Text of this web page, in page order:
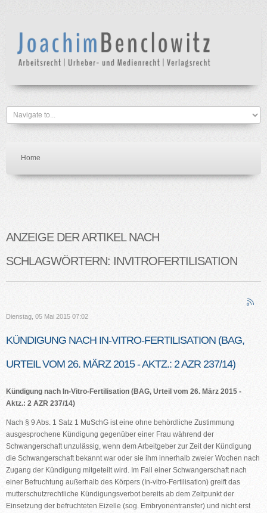
Home
ANZEIGE DER ARTIKEL NACH
SCHLAGWÖRTERN: INVITROFERTILISATION
Dienstag, 05 Mai 2015 07:02
KÜNDIGUNG NACH IN-VITRO-FERTILISATION (BAG,
URTEIL VOM 26. MÄRZ 2015 - AKTZ.: 2 AZR 237/14)
Kündigung nach In-Vitro-Fertilisation (BAG, Urteil vom 26. März 2015 -
Aktz.: 2 AZR 237/14)
Nach § 9 Abs. 1 Satz 1 MuSchG ist eine ohne behördliche Zustimmung
ausgesprochene Kündigung gegenüber einer Frau während der
Schwangerschaft unzulässig, wenn dem Arbeitgeber zur Zeit der Kündigung
die Schwangerschaft bekannt war oder sie ihm innerhalb zweier Wochen nach
Zugang der Kündigung mitgeteilt wird. Im Fall einer Schwangerschaft nach
einer Befruchtung außerhalb des Körpers (In-vitro-Fertilisation) greift das
mutterschutzrechtliche Kündigungsverbot bereits ab dem Zeitpunkt der
Einsetzung der befruchteten Eizelle (sog. Embryonentransfer) und nicht erst